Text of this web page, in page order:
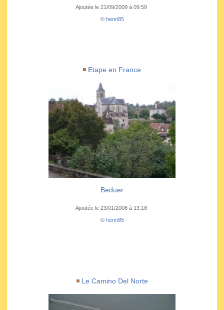
Ajoutée le 21/09/2009 à 09:59
© henri85
Etape en France
Beduer
Ajoutée le 23/01/2008 à 13:18
© henri85
Le Camino Del Norte